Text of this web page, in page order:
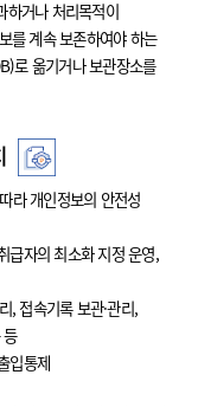
하거나 처리목적이
를 계속 보존하여야 하는
로 옮기거나 보관장소를
라 개인정보의 안전성
급자의 최소화 지정 운영,
, 접속기록 보관·관리,
등
입통제